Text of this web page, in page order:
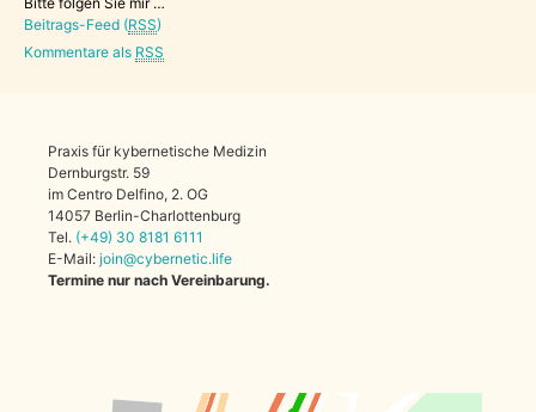
Beitrags-Feed (RSS)
Kommentare als RSS
Praxis für kybernetische Medizin
Dernburgstr. 59
im Centro Delfino, 2. OG
14057 Berlin-Charlottenburg
Tel. (+49) 30 8181 6111
E-Mail: join@cybernetic.life
Termine nur nach Vereinbarung.